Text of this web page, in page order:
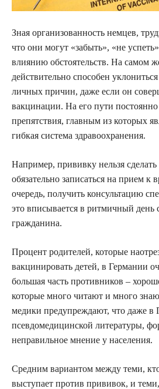
Зная организованность немцев,
что они могут «забыть», «не
влиянию обстоятельств. На самом
действительно способен
личных причин, даже если он
вакцинации. На его пути
препятствия, главным из которых
гибкая система здравоохранения.
Например, прививку нельзя сделать
обязательно записаться на прием к
очередь, получить консультацию
это вписывается в ритмичный день
гражданина.
Процент родителей, которые
вакцинировать детей, в Германии
большая часть противников –
которые много читают и много
медики предупреждают, что даже в
псевдомедицинской литературы,
неправильное мнение у населения.
Средним вариантом между теми,
выступает против прививок, и теми,